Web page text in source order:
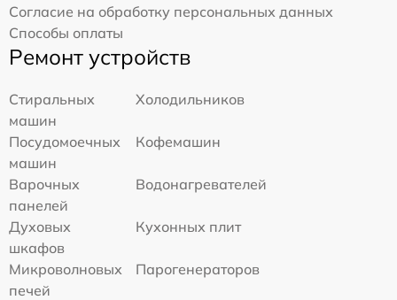
Согласие на обработку персональных данных
Способы оплаты
Ремонт устройств
Стиральных
машин
Холодильников
Посудомоечных
машин
Кофемашин
Варочных
панелей
Водонагревателей
Духовых
шкафов
Кухонных плит
Микроволновых
печей
Парогенераторов